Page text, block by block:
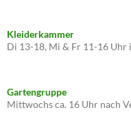
Kleiderkammer
Di 13-18, Mi & Fr 11-16 Uhr
Gartengruppe
Mittwochs ca. 16 Uhr nach